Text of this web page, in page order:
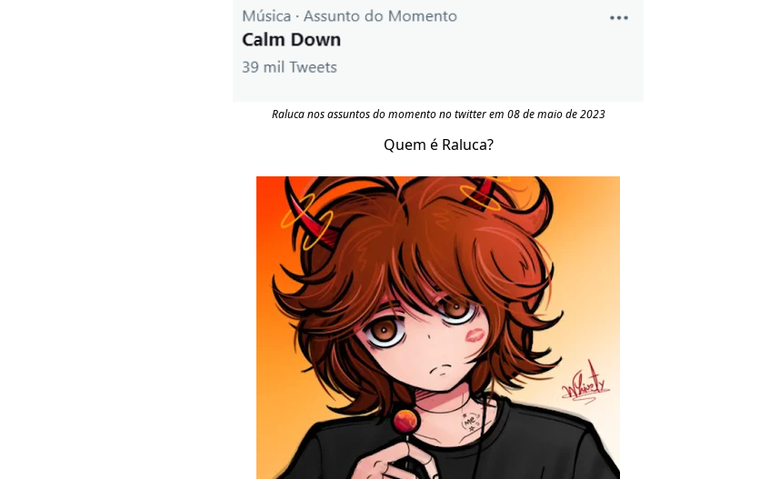
Raluca nos assuntos do momento no twitter em 08 de maio de 2023
Quem é Raluca?